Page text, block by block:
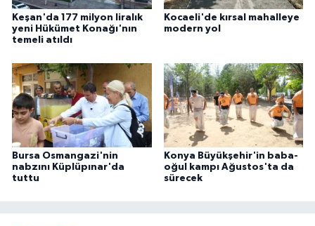
Keşan'da 177 milyon liralık
yeni Hükümet Konağı'nın
temeli atıldı
Kocaeli'de kırsal mahalleye
modern yol
Bursa Osmangazi'nin
nabzını Küplüpınar'da
tuttu
Konya Büyükşehir'in baba-
oğul kampı Ağustos'ta da
sürecek